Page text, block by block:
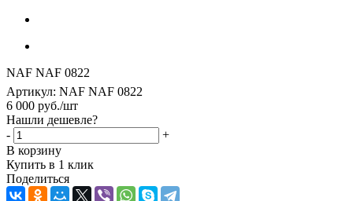
NAF NAF 0822
Артикул: NAF NAF 0822
6 000 руб./шт
Нашли дешевле?
-
+
В корзину
Купить в 1 клик
Поделиться